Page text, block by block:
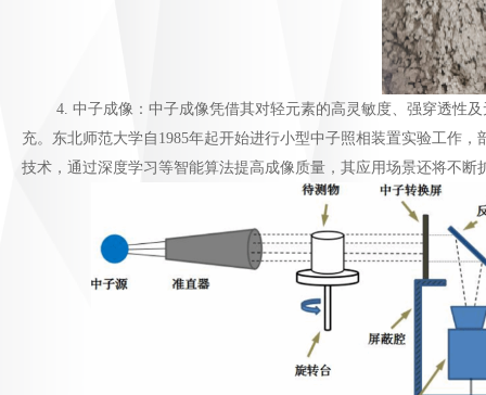
4. 中子成像：中子成像凭借其对轻元素的高灵敏度、强穿透性及
充。东北师范大学自1985年起开始进行小型中子照相装置实验工作
技术，通过深度学习等智能算法提高成像质量，其应用场景还将不断